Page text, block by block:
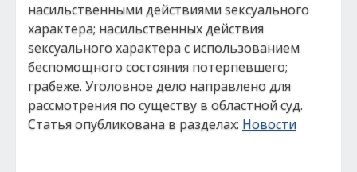
насильственными действиями sексуального
характера; насильственных действия
sексуального характера с использованием
беспомощного состояния потерпевшего;
грабеже. Уголовное дело направлено для
рассмотрения по существу в областной суд.
Статья опубликована в разделах: Новости